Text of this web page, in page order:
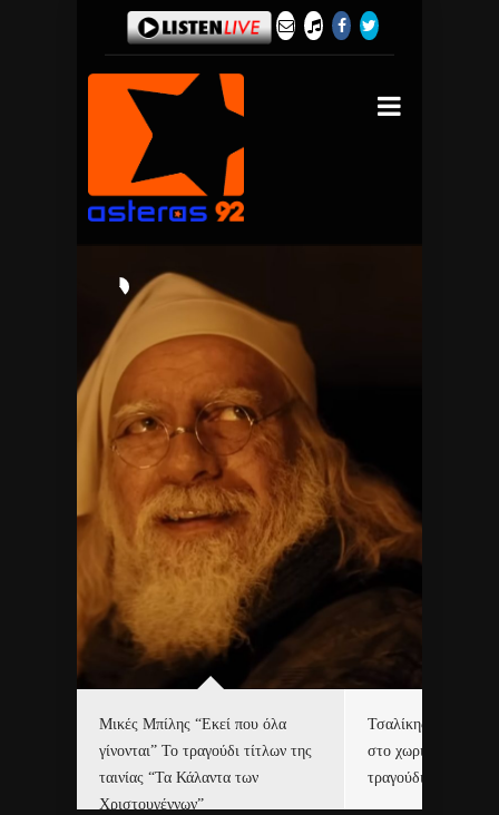
Μικές Μπίλης “Εκεί που όλα
γίνονται” Το τραγούδι τίτλων της
ταινίας “Τα Κάλαντα των
Χριστουγέννων”
Τσαλίκης,
στο χωριό του Άι
τραγούδι και video